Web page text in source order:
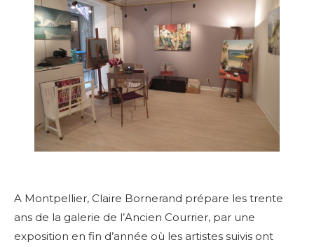
A Montpellier, Claire Bornerand prépare les trente
ans de la galerie de l’Ancien Courrier, par une
exposition en fin d’année où les artistes suivis ont